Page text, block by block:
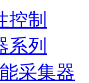
控制
系列
采集器